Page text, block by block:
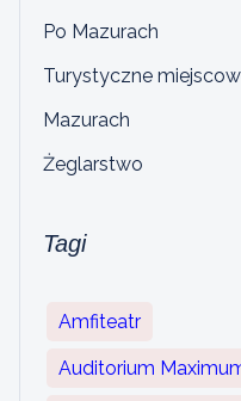
Po Mazurach
Turystyczne
Mazurach
Żeglarstwo
Tagi
Amfiteatr
Auditorium